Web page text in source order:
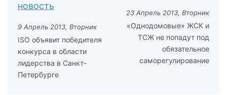
новость
9 Апрель 2013, Вторник
ISO объявит победителя
конкурса в области
лидерства в Санкт-
Петербурге
23 Апрель 2013, Вторник
«Однодомовые» ЖСК и
ТСЖ не попадут под
обязательное
саморегулирование